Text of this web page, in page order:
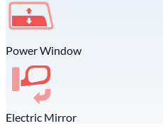
Power Window
Electric Mirror